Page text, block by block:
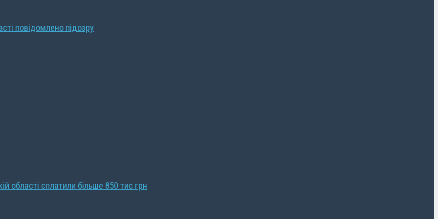
повідомлено підозру
області сплатили більше 850 тис грн